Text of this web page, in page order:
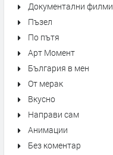
Документални филми
Пъзел
По пътя
Арт Момент
България в мен
От мерак
Вкусно
Направи сам
Анимации
Без коментар